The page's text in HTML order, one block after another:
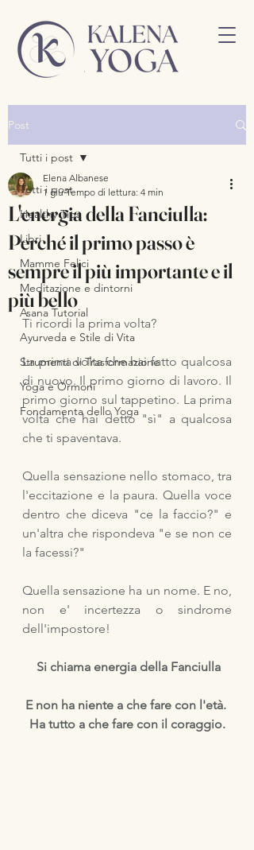
Post
Tutti i post
Healthy Tips
Libri
Mamme Felici
Meditazione e dintorni
Asana Tutorial
Ayurveda e Stile di Vita
Strumenti di Trasformazione
Yoga e Ormoni
Fondamenta dello Yoga
Tutti i post
L'energia della Fanciulla:
Perché il primo passo è
sempre il più importante e il
più bello
Elena Albanese
1 giu Tempo di lettura: 4 min
Ti ricordi la prima volta?
La prima volta che hai fatto qualcosa
di nuovo. Il primo giorno di lavoro. Il
primo giorno sul tappetino. La prima
volta che hai detto "sì" a qualcosa
che ti spaventava.
Quella sensazione nello stomaco, tra
l'eccitazione e la paura. Quella voce
dentro che diceva "ce la faccio?" e
un'altra che rispondeva "e se non ce
la facessi?"
Quella sensazione ha un nome. E no,
non e' incertezza o sindrome
dell'impostore!
Si chiama energia della Fanciulla
E non ha niente a che fare con l'età.
Ha tutto a che fare con il coraggio.